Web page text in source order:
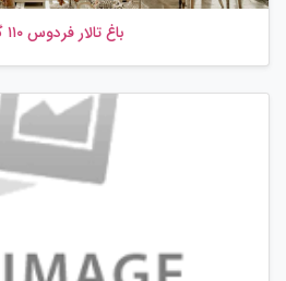
باغ تالار فردوس ۱۱۰ گرمدره